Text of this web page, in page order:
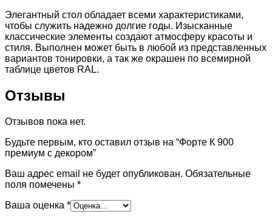
Элегантный стол обладает всеми характеристиками,
чтобы служить надежно долгие годы. Изысканные
классические элементы создают атмосферу красоты и
стиля. Выполнен может быть в любой из представленных
вариантов тонировки, а так же окрашен по всемирной
таблице цветов RAL.
Отзывы
Отзывов пока нет.
Будьте первым, кто оставил отзыв на “Форте К 900
премиум с декором”
Ваш адрес email не будет опубликован. Обязательные
поля помечены *
Ваша оценка *